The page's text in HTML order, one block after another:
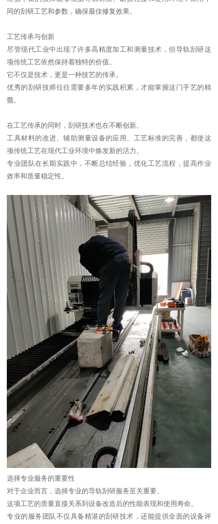
同的刮研工艺和参数，确保最佳修复效果。
工艺传承与创新
尽管现代工业中出现了许多高精度加工和测量技术，但导轨刮研这
项传统工艺依然保持着独特的价值。
它不仅是技术，更是一种技艺的传承。
优秀的刮研技师往往需要多年的实践积累，才能掌握这门手艺的精
髓。
在工艺传承的同时，刮研技术也在不断创新。
工具材料的改进、辅助测量设备的应用、工艺标准的完善，都使这
项传统工艺在现代工业环境中焕发新的活力。
专业团队在长期实践中，不断总结经验，优化工艺流程，提高作业
效率和质量稳定性。
选择专业服务的重要性
对于企业而言，选择专业的导轨刮研服务至关重要。
这项工艺的质量直接关系到设备改造后的性能表现和使用寿命。
专业的服务团队不仅具备精湛的刮研技术，还能提供全面的设备评